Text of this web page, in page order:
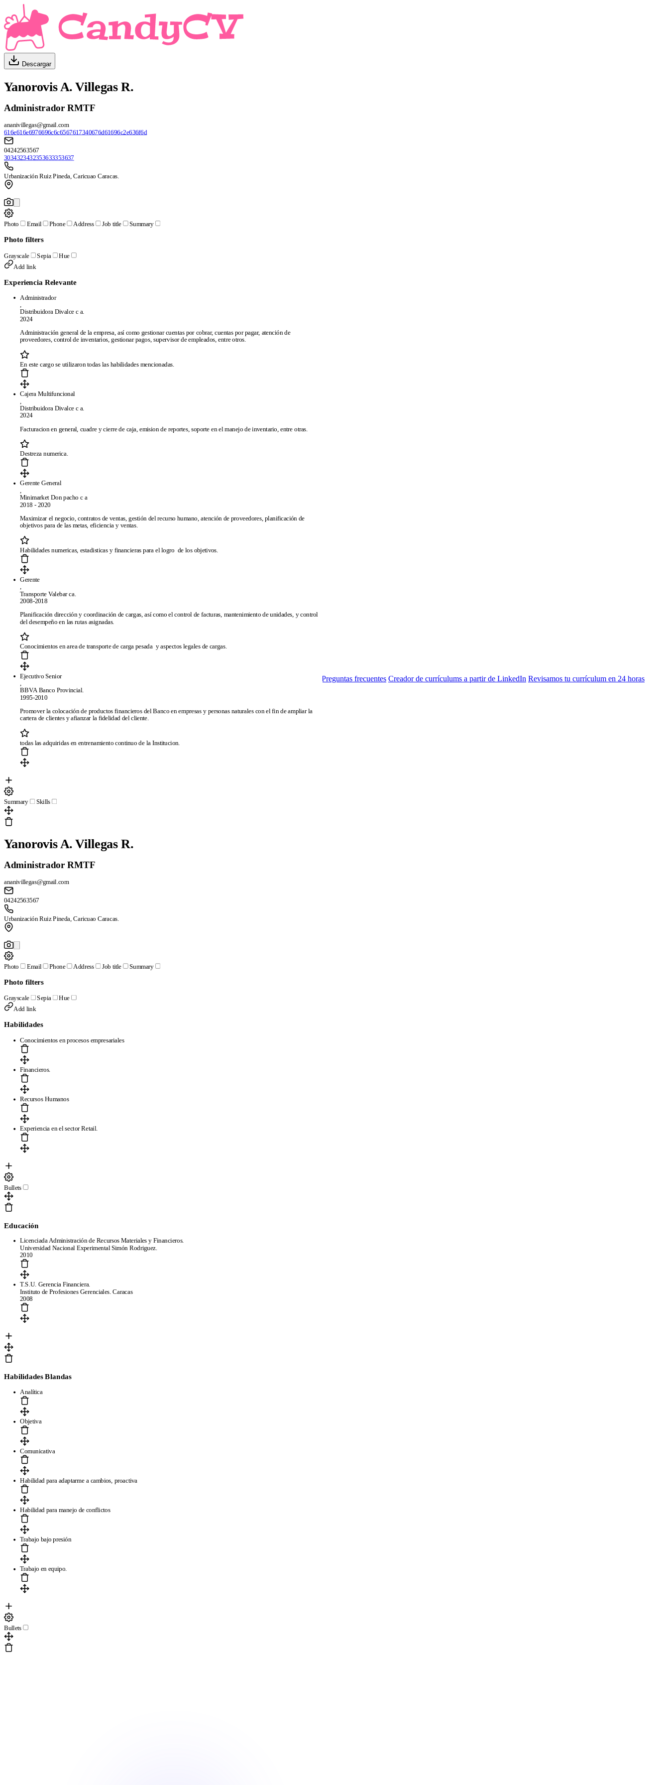
Descargar
Yanorovis A. Villegas R.
Administrador RMTF
ananivillegas@gmail.com
616e616e6976696c6c6567617340676d61696c2e636f6d
04242563567
3034323432353633353637
Urbanización Ruiz Pineda, Caricuao Caracas.
Photo Email Phone Address Job title Summary
Photo filters
Grayscale Sepia Hue
Add link
Experiencia Relevante
Administrador
,
Distribuidora Divalce c a.
2024
Administración general de la empresa, así como gestionar cuentas por cobrar, cuentas por pagar, atención de
proveedores, control de inventarios, gestionar pagos, supervisor de empleados, entre otros.
En este cargo se utilizaron todas las habilidades mencionadas.
Cajera Multifuncional
Distribuidora Divalce c a.
2024
Facturacion en general, cuadre y cierre de caja, emision de reportes, soporte en el manejo de inventario, entre otras.
Destreza numerica.
Gerente General
,
Minimarket Don pacho c a
2018 - 2020
Maximizar el negocio, contratos de ventas, gestión del recurso humano, atención de proveedores, planificación de
objetivos para de las metas, eficiencia y ventas.
Habilidades numericas, estadisticas y financieras para el logro de los objetivos.
Gerente
,
Transporte Valebar ca.
2008-2018
Planificación dirección y coordinación de cargas, así como el control de facturas, mantenimiento de unidades, y control
del desempeño en las rutas asignadas.
Conocimientos en area de transporte de carga pesada y aspectos legales de cargas.
Ejecutivo Senior
,
BBVA Banco Provincial.
1995-2010
Promover la colocación de productos financieros del Banco en empresas y personas naturales con el fin de ampliar la
cartera de clientes y afianzar la fidelidad del cliente.
todas las adquiridas en entrenamiento continuo de la Institucion.
Summary Skills
Yanorovis A. Villegas R.
Administrador RMTF
ananivillegas@gmail.com
04242563567
Urbanización Ruiz Pineda, Caricuao Caracas.
Photo Email Phone Address Job title Summary
Photo filters
Grayscale Sepia
Hue
Add link
Habilidades
Conocimientos en procesos empresariales
Financieros.
Recursos Humanos
Experiencia en el sector Retail.
Bullets
Educación
Licenciada Administración de Recursos Materiales y Financieros.
Universidad Nacional Experimental Simón Rodriguez.
2010
T.S.U. Gerencia Financiera.
Instituto de Profesiones Gerenciales. Caracas
2008
Habilidades Blandas
Analítica
Objetiva
Comunicativa
Habilidad para adaptarme a cambios, proactiva
Habilidad para manejo de conflictos
Trabajo bajo presión
Trabajo en equipo.
Bullets
Páginas
Plantillas de currículum gratis Preguntas frecuentes Creador de currículums a partir de LinkedIn Revisamos tu currículum en 24 horas
Empresa
Sobre CandyCV Metodología editorial Kit de prensa
Términos de Servicio
Copyright © 2026